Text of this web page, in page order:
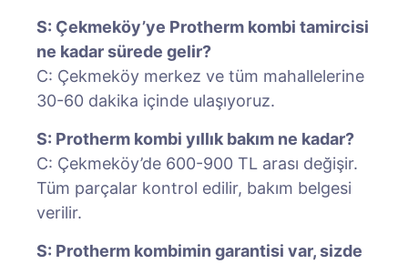
S: Çekmeköy’ye Protherm kombi tamircisi
ne kadar sürede gelir?
C: Çekmeköy merkez ve tüm mahallelerine
30-60 dakika içinde ulaşıyoruz.
S: Protherm kombi yıllık bakım ne kadar?
C: Çekmeköy’de 600-900 TL arası değişir.
Tüm parçalar kontrol edilir, bakım belgesi
verilir.
S: Protherm kombimin garantisi var, sizde